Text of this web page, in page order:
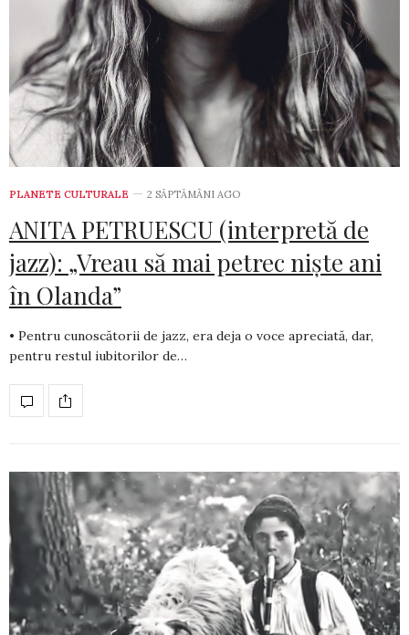
PLANETE CULTURALE 2 SĂPTĂMÂNI AGO
ANITA PETRUESCU (interpretă de
jazz): „Vreau să mai petrec niște ani
în Olanda”
• Pentru cunoscătorii de jazz, era deja o voce apreciată, dar,
pentru restul iubitorilor de…